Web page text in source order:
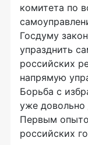
комитета по
Госдуму
упразднить
российских
напрямую
Борьба с
уже
Первым
российских